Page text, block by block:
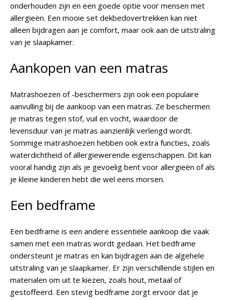
onderhouden zijn en een goede optie voor mensen met
allergieën. Een mooie set dekbedovertrekken kan niet
alleen bijdragen aan je comfort, maar ook aan de uitstraling
van je slaapkamer.
Aankopen van een matras
Matrashoezen of -beschermers zijn ook een populaire
aanvulling bij de aankoop van een matras. Ze beschermen
je matras tegen stof, vuil en vocht, waardoor de
levensduur van je matras aanzienlijk verlengd wordt.
Sommige matrashoezen hebben ook extra functies, zoals
waterdichtheid of allergiewerende eigenschappen. Dit kan
vooral handig zijn als je gevoelig bent voor allergieën of als
je kleine kinderen hebt die wel eens morsen.
Een bedframe
Een bedframe is een andere essentiële aankoop die vaak
samen met een matras wordt gedaan. Het bedframe
ondersteunt je matras en kan bijdragen aan de algehele
uitstraling van je slaapkamer. Er zijn verschillende stijlen en
materialen om uit te kiezen, zoals hout, metaal of
gestoffeerd. Een stevig bedframe zorgt ervoor dat je